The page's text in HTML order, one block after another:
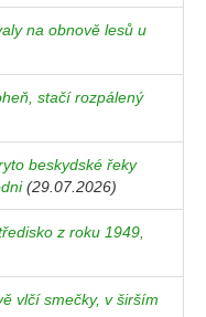
na obnově lesů u
stačí rozpálený
beskydské řeky
(29.07.2026)
z roku 1949,
vlčí smečky, v širším